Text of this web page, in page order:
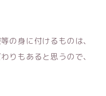
の身に付けるものは、
りもあると思うので、